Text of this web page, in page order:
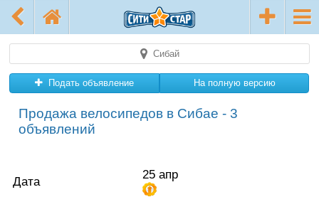
Сибай
Подать объявление На полную версию
Продажа велосипедов в Сибае - 3
объявлений
Дата 25 апр